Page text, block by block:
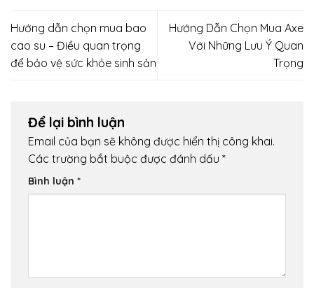
Hướng dẫn chọn mua bao
cao su – Điều quan trọng
để bảo vệ sức khỏe sinh sản
Hướng Dẫn Chọn Mua Axe
Với Những Lưu Ý Quan
Trọng
Để lại bình luận
Email của bạn sẽ không được hiển thị công khai.
Các trường bắt buộc được đánh dấu *
Bình luận *